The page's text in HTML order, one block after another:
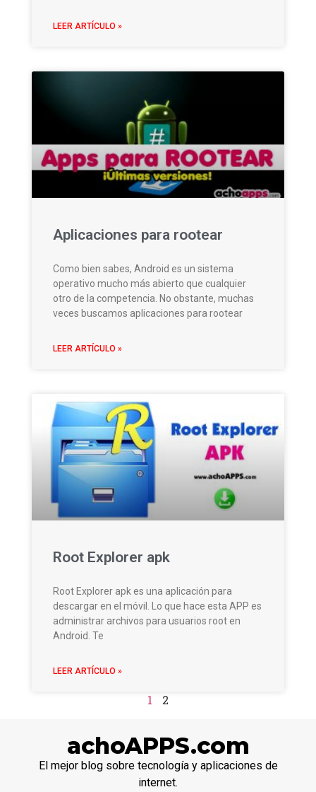
LEER ARTÍCULO »
Aplicaciones para rootear
Como bien sabes, Android es un sistema
operativo mucho más abierto que cualquier
otro de la competencia. No obstante, muchas
veces buscamos aplicaciones para rootear
LEER ARTÍCULO »
Root Explorer apk
Root Explorer apk es una aplicación para
descargar en el móvil. Lo que hace esta APP es
administrar archivos para usuarios root en
Android. Te
LEER ARTÍCULO »
1 2
achoAPPS.com
El mejor blog sobre tecnología y aplicaciones de
internet.